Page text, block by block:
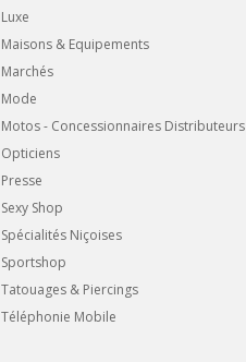
Luxe
Maisons & Equipements
Marchés
Mode
Motos - Concessionnaires Distributeurs
Opticiens
Presse
Sexy Shop
Spécialités Niçoises
Sportshop
Tatouages & Piercings
Téléphonie Mobile